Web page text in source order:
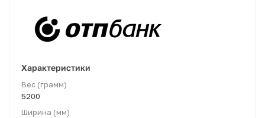
Характеристики
Вес (грамм)
5200
Ширина (мм)